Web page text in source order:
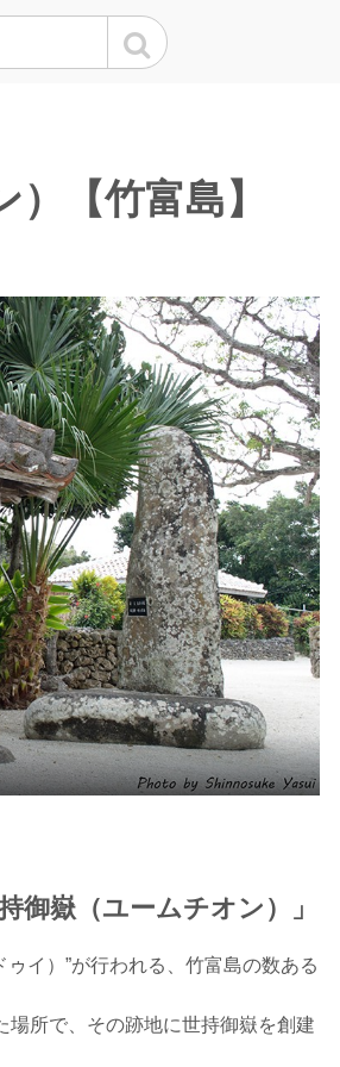
【竹富島】
御嶽（ユームチオン）」
イ）”が行われる、竹富島の数ある
所で、その跡地に世持御嶽を創建